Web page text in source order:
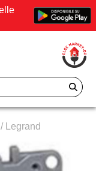
/ Legrand